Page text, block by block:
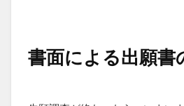
書面による出願書